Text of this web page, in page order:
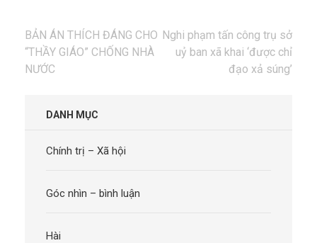
Điều
hướng
bài
BẢN ÁN THÍCH ĐÁNG CHO
“THẦY GIÁO” CHỐNG NHÀ
NƯỚC
Nghi phạm tấn công trụ sở
uỷ ban xã khai ‘được chỉ
đạo xả súng’
DANH MỤC
Chính trị – Xã hội
Góc nhìn – bình luận
Hài